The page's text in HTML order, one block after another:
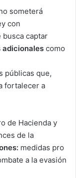
someterá
con
busca captar
adicionales como
públicas que,
fortalecer a
de Hacienda y
de la
medidas pro
a la evasión